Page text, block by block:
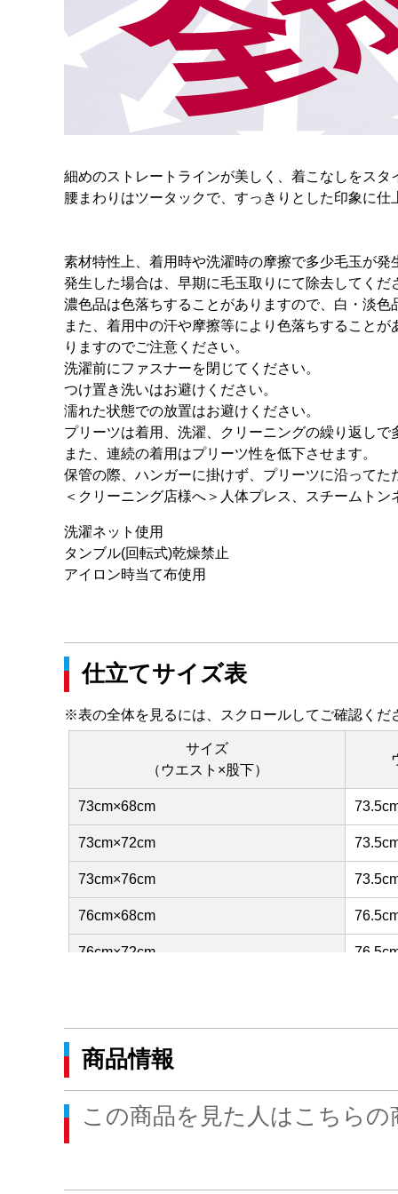
細めのストレートラインが美しく、着こなしをス
腰まわりはツータックで、すっきりとした印象に仕
素材特性上、着用時や洗濯時の摩擦で多少毛玉が発
発生した場合は、早期に毛玉取りにて除去してくだ
濃色品は色落ちすることがありますので、白・淡色
また、着用中の汗や摩擦等により色落ちすることが
りますのでご注意ください。
洗濯前にファスナーを閉じてください。
つけ置き洗いはお避けください。
濡れた状態での放置はお避けください。
プリーツは着用、洗濯、クリーニングの繰り返しで
また、連続の着用はプリーツ性を低下させます。
保管の際、ハンガーに掛けず、プリーツに沿ってた
＜クリーニング店様へ＞人体プレス、スチームト
洗濯ネット使用
タンブル(回転式)乾燥禁止
アイロン時当て布使用
仕立てサイズ表
※表の全体を見るには、スクロールしてご確認くだ
サイズ
（ウエスト×股下）
73cm×68cm
73cm×72cm
73cm×76cm
76cm×68cm
76cm×72cm
79cm×68cm
79cm×72cm
商品情報
この商品を見た人はこちら